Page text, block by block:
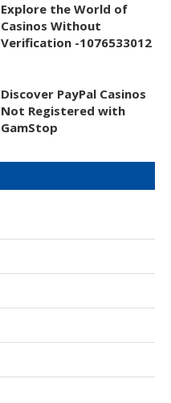
Explore the World of
Casinos Without
Verification -1076533012
Discover PayPal Casinos
Not Registered with
GamStop